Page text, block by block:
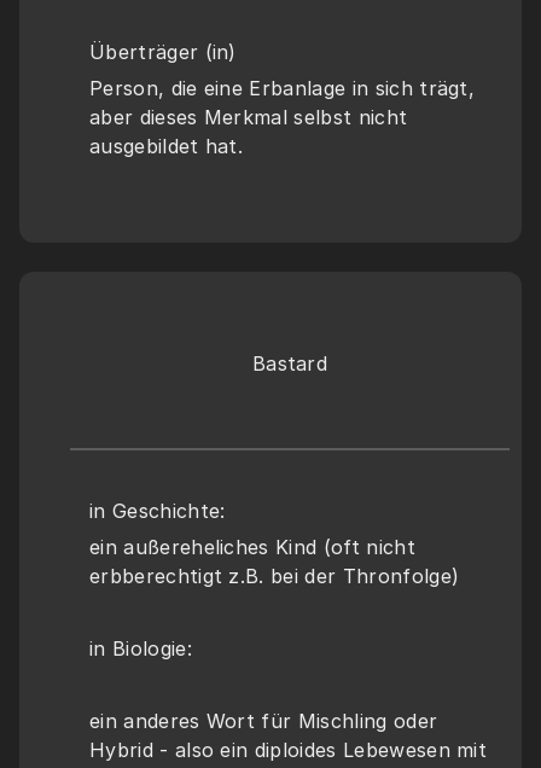
Überträger (in)
Person, die eine Erbanlage in sich trägt,
aber dieses Merkmal selbst nicht
ausgebildet hat.
Bastard
in Geschichte:
ein außereheliches Kind (oft nicht
erbberechtigt z.B. bei der Thronfolge)
in Biologie:
ein anderes Wort für Mischling oder
Hybrid - also ein diploides Lebewesen mit